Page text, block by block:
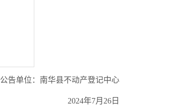
公告单位：南华县不动产登记中心
2024年7月26日